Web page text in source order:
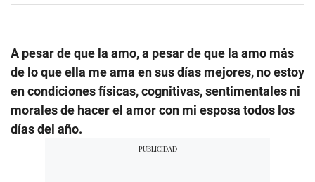
A pesar de que la amo, a pesar de que la amo más
de lo que ella me ama en sus días mejores, no estoy
en condiciones físicas, cognitivas, sentimentales ni
morales de hacer el amor con mi esposa todos los
días del año.